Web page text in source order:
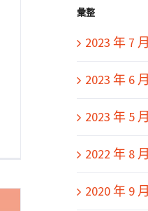
彙整
2023 年 7 月
2023 年 6 月
2023 年 5 月
2022 年 8 月
2020 年 9 月